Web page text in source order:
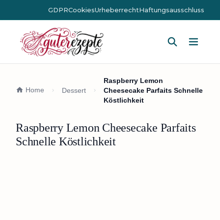
GDPRCookiesUrheberrechtHaftungsausschluss
Home Dessert
Raspberry Lemon
Cheesecake Parfaits Schnelle
Köstlichkeit
Raspberry Lemon Cheesecake Parfaits
Schnelle Köstlichkeit